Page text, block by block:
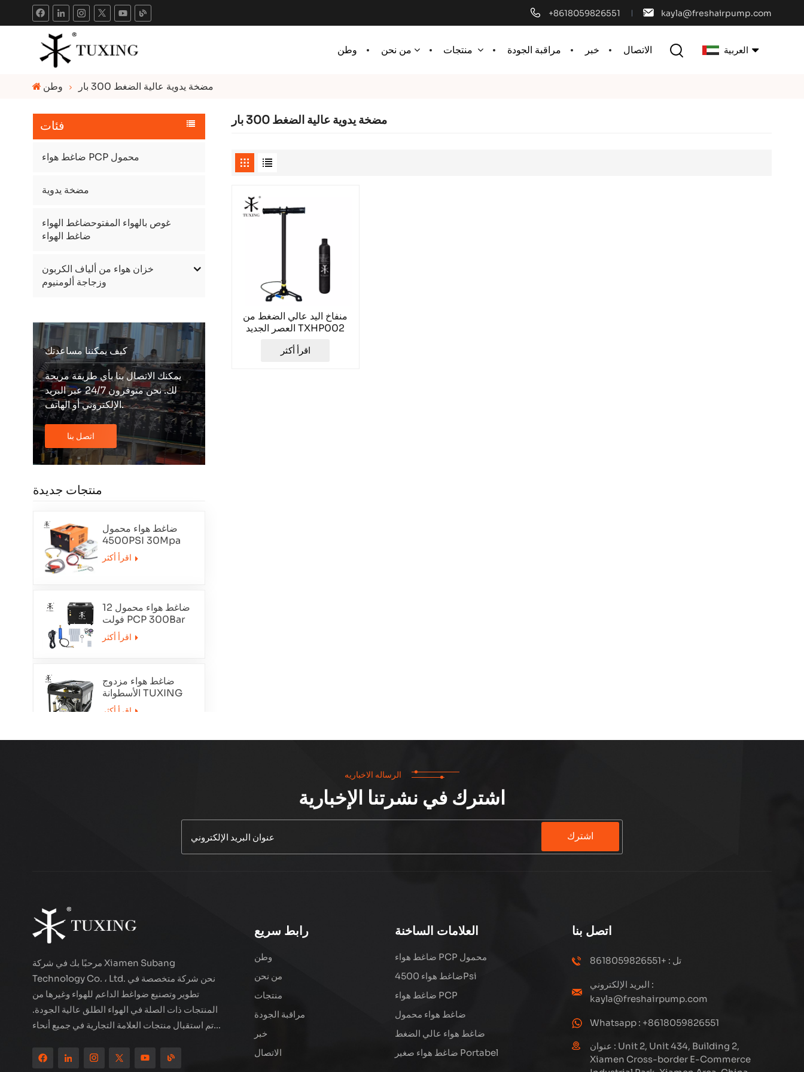
+8618059826551 kayla@freshairpump.com
وطن من نحن مراقبة الجودة خبر الاتصال العربية
وطن مضخة يدوية عالية الضغط 300 بار
فئات
ضاغط هواء PCP محمول
مضخة يدوية
غوص بالهواء المفتوحضاغط الهواء
ضاغط الهواء
خزان هواء من ألياف الكربون
وزجاجة ألومنيوم
كيف يمكننا مساعدتك
يمكنك الاتصال بنا بأي طريقة مريحة
لك. نحن متوفرون 24/7 عبر البريد
الإلكتروني أو الهاتف.
اتصل بنا
منتجات جديدة
ضاغط هواء محمول
4500PSI 30Mpa
12V
ضاغط هواء محمول 12
فولت PCP 300Bar
TXET062-1
ضاغط هواء مزدوج
الأسطوانة TUXING
TXEDT032
مزدوج الأسطوانة عالي
ضاغط هواء مزدوج
الأسطوانات PCP 800
واط من TUXING
TXEDB062
اقرأ أكثر
ضاغط هواء TUXING
مضخة يدوية عالية الضغط 300 بار
منفاخ اليد عالي الضغط من
العصر الجديد TXHP002
اقرأ أكثر
الرساله الاخباريه
اشترك في نشرتنا الإخبارية
اشترك
مرحبًا بك في شركة Xiamen Subang
Technology Co. ، Ltd. نحن شركة متخصصة في
تطوير وتصنيع ضواغط الداعم للهواء وغيرها من
المنتجات ذات الصلة في الهواء الطلق عالية الجودة.
تم استقبال منتجات العلامة التجارية في جميع أنحاء
للمدينة الساحلية - Xiamen ، يتم تصدير منتجاتنا
رابط سريع
وطن
من نحن
منتجات
مراقبة الجودة
خبر
الاتصال
العلامات الساخنة
ضاغط هواء PCP محمول
ضاغط هواء 4500Psi
ضاغط هواء PCP
ضاغط هواء محمول
ضاغط هواء عالي الضغط
ضاغط هواء صغير Portabel
اتصل بنا
تل : +8618059826551
البريد الإلكتروني :
kayla@freshairpump.com
Whatsapp : +8618059826551
عنوان : Unit 2, Unit 434, Building 2,
Xiamen Cross-border E-Commerce